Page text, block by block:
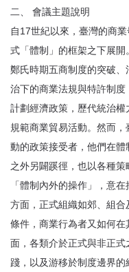
二、 會議主題說明
自17世紀以來，臺灣的商
式「體制」的框架之下展開
鄭氏時期五商制度的突破
治下的商業法規與特許制
計劃經濟政策，歷代統治
規範商業貿易活動。然而
動的政策接受者，他們在
之外另闢蹊徑，也以各種策
「體制內外的操作」，意
方面，正式組織如郊、組
條件，商業行為者又如何
面，各類介於正式與非正
踐，以及游移於制度邊界的